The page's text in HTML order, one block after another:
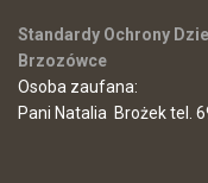
Standardy Ochrony
Brzozówce
Osoba zaufana:
Pani Natalia Brożek tel.